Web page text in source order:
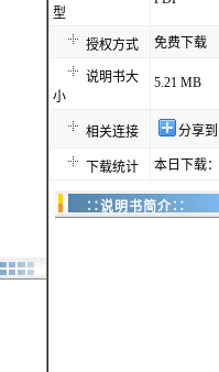
型
授权方式 免费下载
说明书大
小
5.21 MB
相关连接 分享
下载统计 本日下载
∷说明书简介∷